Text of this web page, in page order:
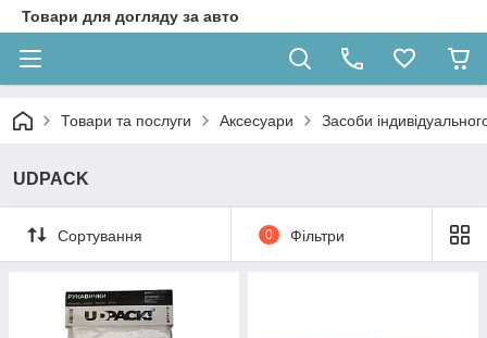
Товари для догляду за авто
Товари та послуги Аксесуари Засоби
UDPACK
Сортування 0 Фільтри